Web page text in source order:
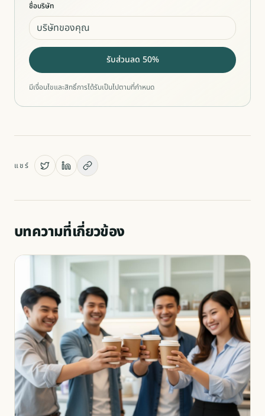
ชื่อบริษัท
รับส่วนลด 50%
มีเงื่อนไขและสิทธิ์การได้รับเป็นไปตามที่กำหนด
แชร์
บทความที่เกี่ยวข้อง